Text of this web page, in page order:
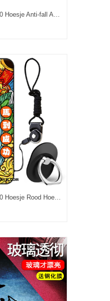
Samsung Galaxy A50 Hoesje Anti-fall All Inclusive Mobiele Telefoon, Samsung Galaxy A50 Hoesje Siliconen Ster
Samsung Galaxy A50 Hoesje Rood Hoes Vintage, Samsung Galaxy A50 Hoesje Trendy Merk Persoonlijk